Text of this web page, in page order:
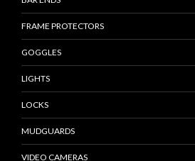
FRAME PROTECTORS
GOGGLES
LIGHTS
LOCKS
MUDGUARDS
VIDEO CAMERAS